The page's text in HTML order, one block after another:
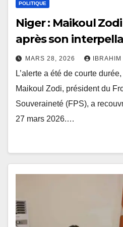
POLITIQUE
Niger : Maikoul
après son
MARS 28, 2026 IBRAHIM
L’alerte a été de courte
Maikoul Zodi, président du
Souveraineté (FPS), a
27 mars 2026.…